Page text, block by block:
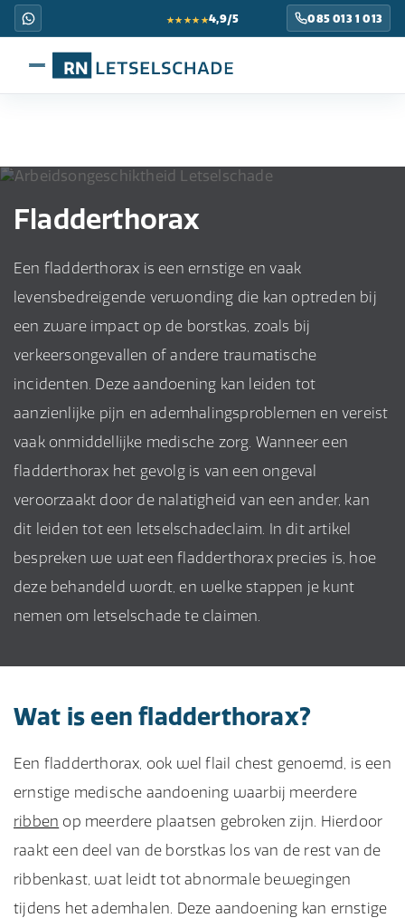
★★★★★4,9/5 085 013 1 013
Fladderthorax
Een fladderthorax is een ernstige en vaak
levensbedreigende verwonding die kan optreden bij
een zware impact op de borstkas, zoals bij
verkeersongevallen of andere traumatische
incidenten. Deze aandoening kan leiden tot
aanzienlijke pijn en ademhalingsproblemen en vereist
vaak onmiddellijke medische zorg. Wanneer een
fladderthorax het gevolg is van een ongeval
veroorzaakt door de nalatigheid van een ander, kan
dit leiden tot een letselschadeclaim. In dit artikel
bespreken we wat een fladderthorax precies is, hoe
deze behandeld wordt, en welke stappen je kunt
nemen om letselschade te claimen.
Wat is een fladderthorax?
Een fladderthorax, ook wel flail chest genoemd, is een
ernstige medische aandoening waarbij meerdere
ribben op meerdere plaatsen gebroken zijn. Hierdoor
raakt een deel van de borstkas los van de rest van de
ribbenkast, wat leidt tot abnormale bewegingen
tijdens het ademhalen. Deze aandoening kan ernstige